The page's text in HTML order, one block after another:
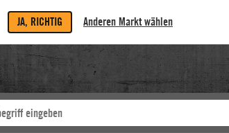
JA, RICHTIG Anderen Markt wählen